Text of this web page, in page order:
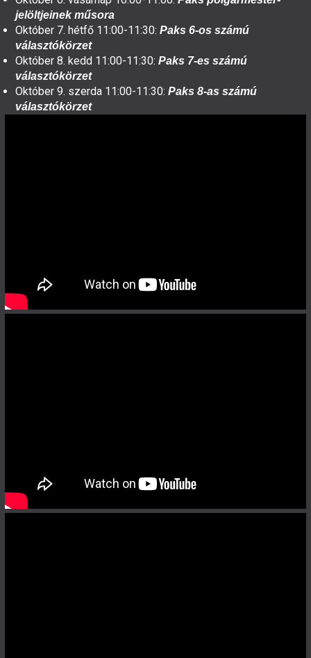
jelöltjeinek műsora
Október 7. hétfő 11:00-11:30: Paks 6-os számú
választókörzet
Október 8. kedd 11:00-11:30: Paks 7-es számú
választókörzet
Október 9. szerda 11:00-11:30: Paks 8-as számú
választókörzet